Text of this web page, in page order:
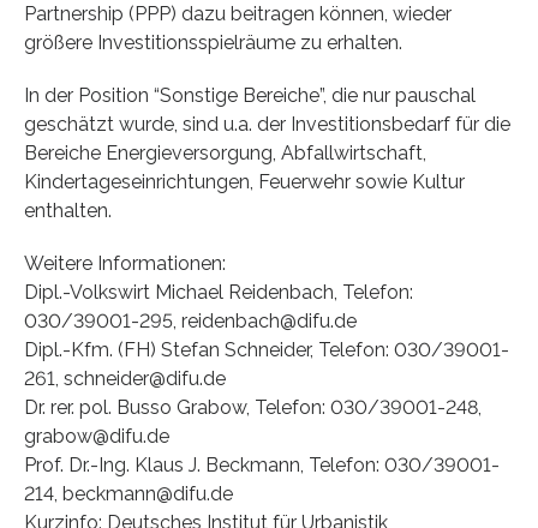
Partnership (PPP) dazu beitragen können, wieder
größere Investitionsspielräume zu erhalten.
In der Position “Sonstige Bereiche”, die nur pauschal
geschätzt wurde, sind u.a. der Investitionsbedarf für die
Bereiche Energieversorgung, Abfallwirtschaft,
Kindertageseinrichtungen, Feuerwehr sowie Kultur
enthalten.
Weitere Informationen:
Dipl.-Volkswirt Michael Reidenbach, Telefon:
030/39001-295, reidenbach@difu.de
Dipl.-Kfm. (FH) Stefan Schneider, Telefon: 030/39001-
261, schneider@difu.de
Dr. rer. pol. Busso Grabow, Telefon: 030/39001-248,
grabow@difu.de
Prof. Dr.-Ing. Klaus J. Beckmann, Telefon: 030/39001-
214, beckmann@difu.de
Kurzinfo: Deutsches Institut für Urbanistik